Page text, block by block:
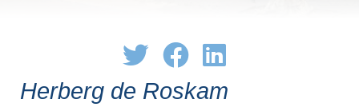
Herberg de Roskam